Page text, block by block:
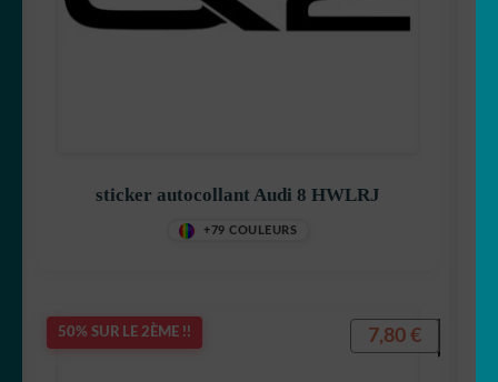
sticker autocollant Audi 8 HWLRJ
+79 COULEURS
50% SUR LE 2ÈME !! 7,80 €